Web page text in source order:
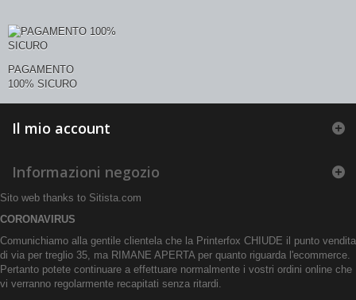
PAGAMENTO
100% SICURO
Il mio account
Informazioni negozio
Sito web thanks to Sitista.com
CORONAVIRUS
Comunichiamo alla gentile clientela che la Printerfox CHIUDE il punto vendita
di via per treglio 35, ma RIMANE APERTA per quanto riguarda l'ecommerce.
Pertanto potete continuare a effettuare normalmente i vostri ordini online che
vi verranno regolarmente recapitati senza ritardi.